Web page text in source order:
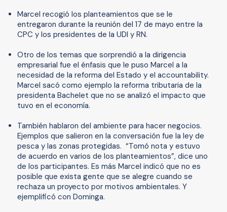
Marcel recogió los planteamientos que se le
entregaron durante la reunión del 17 de mayo entre la
CPC y los presidentes de la UDI y RN.
Otro de los temas que sorprendió a la dirigencia
empresarial fue el énfasis que le puso Marcel a la
necesidad de la reforma del Estado y el accountability.
Marcel sacó como ejemplo la reforma tributaria de la
presidenta Bachelet que no se analizó el impacto que
tuvo en el economía.
También hablaron del ambiente para hacer negocios.
Ejemplos que salieron en la conversación fue la ley de
pesca y las zonas protegidas. “Tomó nota y estuvo
de acuerdo en varios de los planteamientos”, dice uno
de los participantes. Es más Marcel indicó que no es
posible que exista gente que se alegre cuando se
rechaza un proyecto por motivos ambientales. Y
ejemplificó con Dominga.